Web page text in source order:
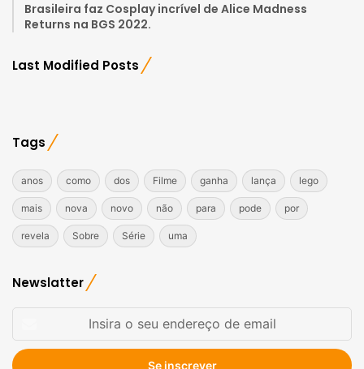
Brasileira faz Cosplay incrível de Alice Madness
Returns na BGS 2022.
Last Modified Posts
Tags
anos como dos Filme ganha lança lego
mais nova novo não para pode por
revela Sobre Série uma
Newslatter
seu
endereço